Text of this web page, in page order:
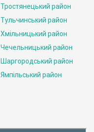
Тростянецький район
Тульчинський район
Хмільницький район
Чечельницький район
Шаргородський район
Ямпільський район